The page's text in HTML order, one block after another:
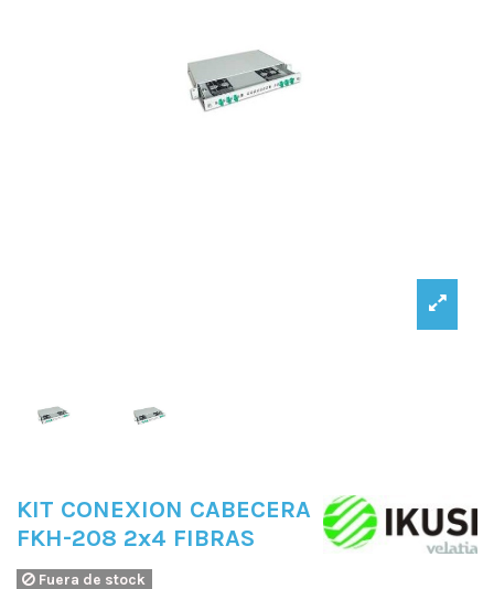
KIT CONEXION CABECERA
FKH-208 2x4 FIBRAS
Fuera de stock